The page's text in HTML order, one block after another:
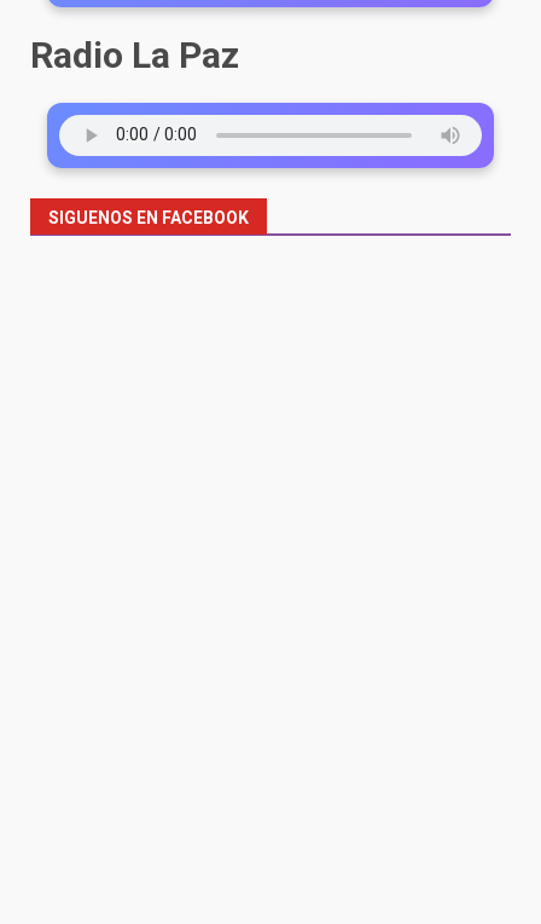
Radio La Paz
SIGUENOS EN FACEBOOK